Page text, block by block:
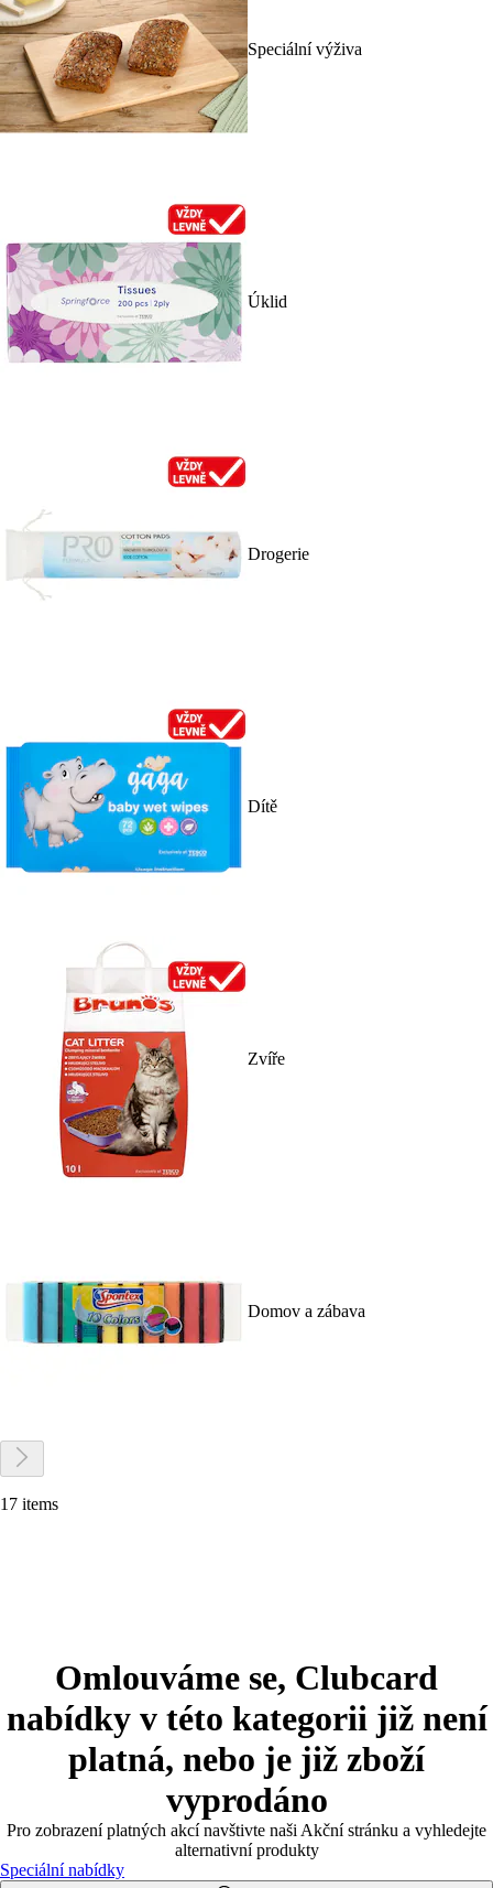
Speciální výživa
Úklid
Drogerie
Dítě
Zvíře
Domov a zábava
17 items
Omlouváme se, Clubcard
nabídky v této kategorii již není
platná, nebo je již zboží
vyprodáno
Pro zobrazení platných akcí navštivte naši Akční stránku a vyhledejte
alternativní produkty
Speciální nabídky